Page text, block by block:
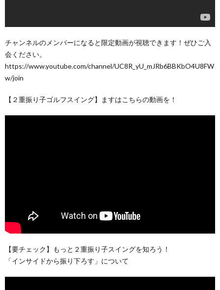
チャンネルのメンバーになると限定動画が視聴できます！ぜひご入
会ください。
https://www.youtube.com/channel/UC8R_yU_mJRb6BBKbO4U8FW
w/join
【２重振り子ゴルフスイング】ますはこちらの動画を！
【要チェック】もっと２重振り子スイングを知ろう！
「インサイドから振り下ろす」について